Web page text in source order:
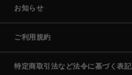
お知らせ
ご利用規約
特定商取引法など法令に基づく表記